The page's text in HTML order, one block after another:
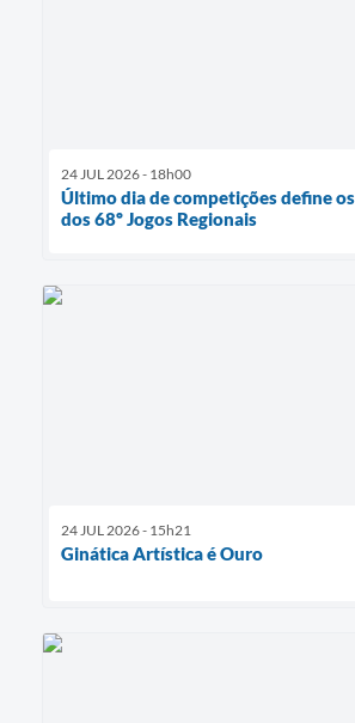
24 JUL 2026 - 18h00
Último dia de competições define
dos 68º Jogos Regionais
24 JUL 2026 - 15h21
Ginática Artística é Ouro